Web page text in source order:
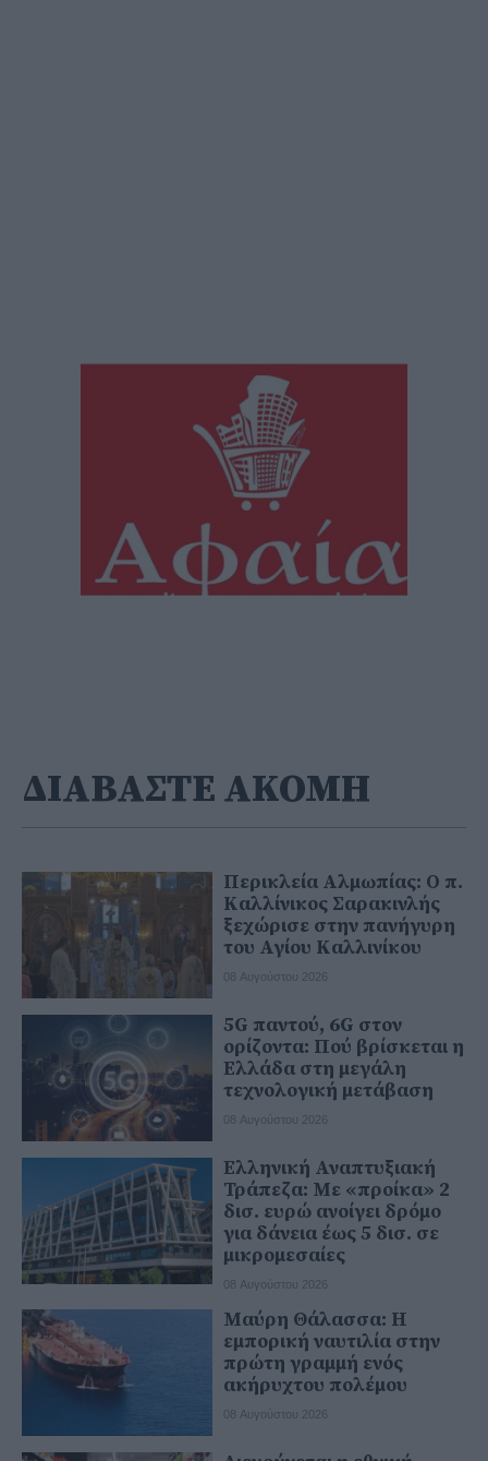
ΔΙΑΒΑΣΤΕ ΑΚΟΜΗ
Περικλεία Αλμωπίας: Ο π.
Καλλίνικος Σαρακινλής
ξεχώρισε στην πανήγυρη
του Αγίου Καλλινίκου
08 Αυγούστου 2026
5G παντού, 6G στον
ορίζοντα: Πού βρίσκεται η
Ελλάδα στη μεγάλη
τεχνολογική μετάβαση
08 Αυγούστου 2026
Ελληνική Αναπτυξιακή
Τράπεζα: Με «προίκα» 2
δισ. ευρώ ανοίγει δρόμο
για δάνεια έως 5 δισ. σε
μικρομεσαίες
08 Αυγούστου 2026
Μαύρη Θάλασσα: Η
εμπορική ναυτιλία στην
πρώτη γραμμή ενός
ακήρυχτου πολέμου
08 Αυγούστου 2026